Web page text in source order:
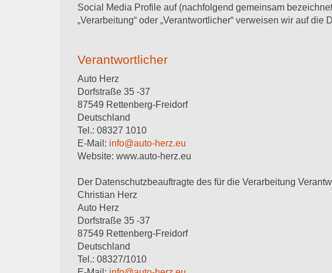
Social Media Profile auf (nachfolgend gemeinsam
„Verarbeitung“ oder „Verantwortlicher“ verweisen wir auf
Verantwortlicher
Auto Herz
Dorfstraße 35 -37
87549 Rettenberg-Freidorf
Deutschland
Tel.: 08327 1010
E-Mail: info@auto-herz.eu
Website: www.auto-herz.eu
Der Datenschutzbeauftragte des für die Verarbeitung
Christian Herz
Auto Herz
Dorfstraße 35 -37
87549 Rettenberg-Freidorf
Deutschland
Tel.: 08327/1010